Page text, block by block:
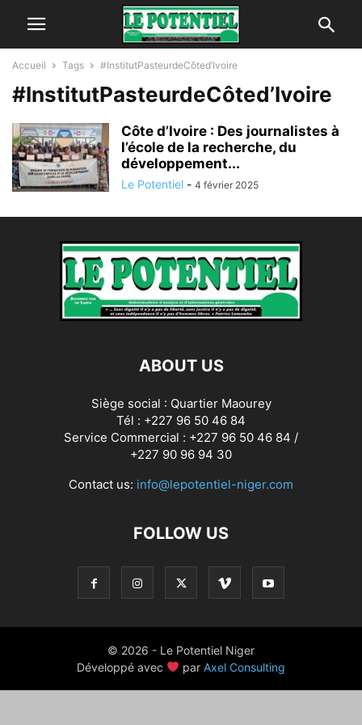
Accueil Tags #InstitutPasteurdeCôted’Ivoire
#InstitutPasteurdeCôted’Ivoire
Côte d’Ivoire : Des journalistes à
l’école de la recherche, du
développement...
Le Potentiel - 4 février 2025
ABOUT US
Siège social : Quartier Maourey
Tél : +227 96 50 46 84
Service Commercial : +227 96 50 46 84 /
+227 90 96 94 30
Contact us: info@lepotentiel-niger.com
FOLLOW US
© 2026 - Le Potentiel Niger
Développé avec
par Axel Consulting